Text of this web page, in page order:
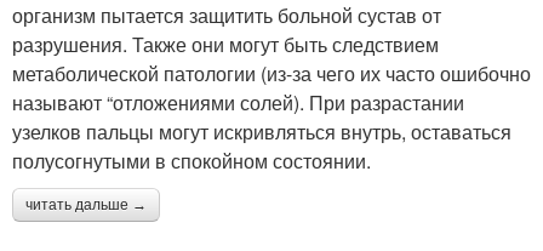
организм пытается защитить больной сустав от
разрушения. Также они могут быть следствием
метаболической патологии (из-за чего их часто ошибочно
называют “отложениями солей). При разрастании
узелков пальцы могут искривляться внутрь, оставаться
полусогнутыми в спокойном состоянии.
читать дальше →